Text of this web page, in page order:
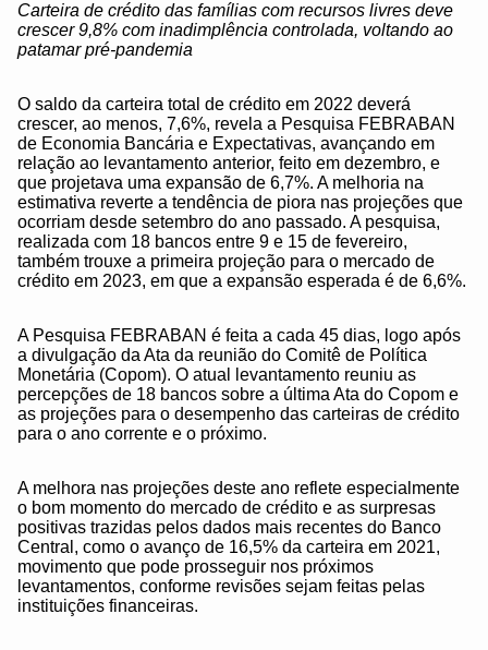
Carteira de crédito das famílias com recursos livres deve
crescer 9,8% com inadimplência controlada, voltando ao
patamar pré-pandemia
O saldo da carteira total de crédito em 2022 deverá
crescer, ao menos, 7,6%, revela a Pesquisa FEBRABAN
de Economia Bancária e Expectativas, avançando em
relação ao levantamento anterior, feito em dezembro, e
que projetava uma expansão de 6,7%. A melhoria na
estimativa reverte a tendência de piora nas projeções que
ocorriam desde setembro do ano passado. A pesquisa,
realizada com 18 bancos entre 9 e 15 de fevereiro,
também trouxe a primeira projeção para o mercado de
crédito em 2023, em que a expansão esperada é de 6,6%.
A Pesquisa FEBRABAN é feita a cada 45 dias, logo após
a divulgação da Ata da reunião do Comitê de Política
Monetária (Copom). O atual levantamento reuniu as
percepções de 18 bancos sobre a última Ata do Copom e
as projeções para o desempenho das carteiras de crédito
para o ano corrente e o próximo.
A melhora nas projeções deste ano reflete especialmente
o bom momento do mercado de crédito e as surpresas
positivas trazidas pelos dados mais recentes do Banco
Central, como o avanço de 16,5% da carteira em 2021,
movimento que pode prosseguir nos próximos
levantamentos, conforme revisões sejam feitas pelas
instituições financeiras.